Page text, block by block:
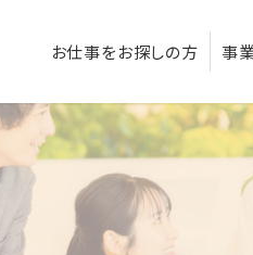
お仕事をお探しの方 事